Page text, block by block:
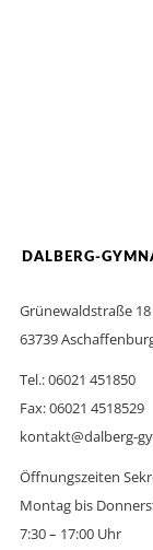
DALBERG-
Grünewaldstraße 18
63739
Tel.: 06021 451850
Fax: 06021 4518529
kontakt@dalberg-
Öffnungszeiten
Montag bis
7:30 – 17:00 Uhr